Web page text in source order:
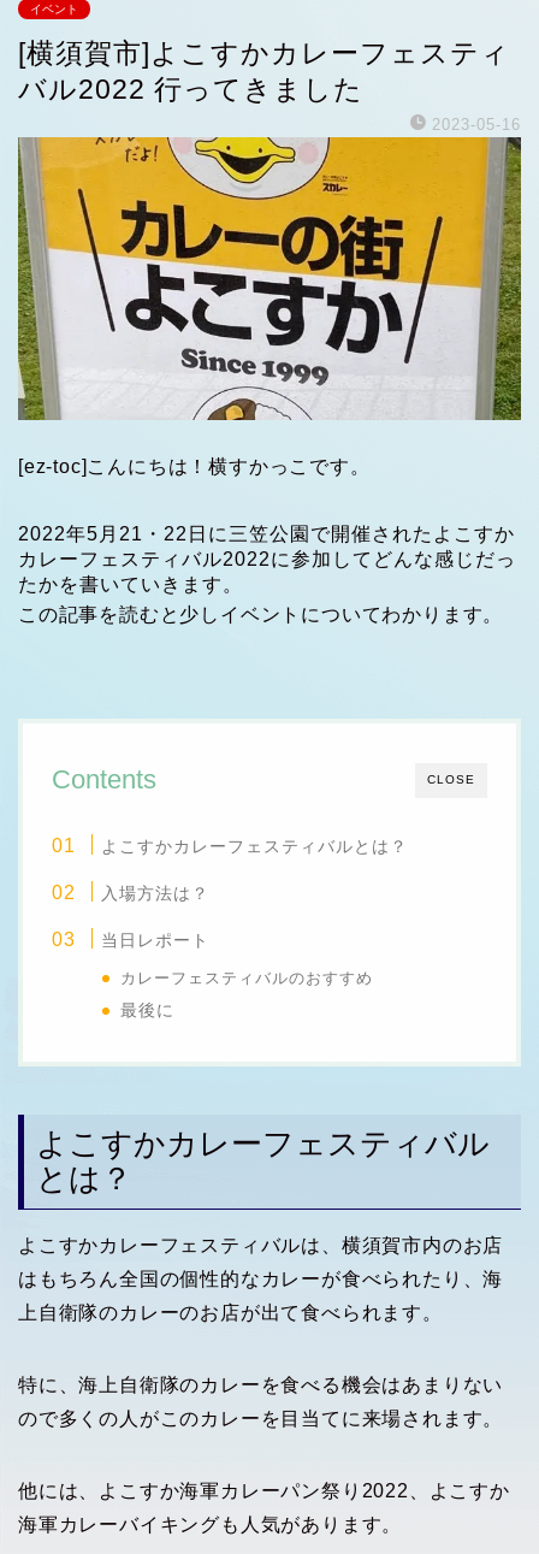
イベント
[横須賀市]よこすかカレーフェスティ
バル2022 行ってきました
2023-05-16
[ez-toc]こんにちは！横すかっこです。
2022年5月21・22日に三笠公園で開催されたよこすか
カレーフェスティバル2022に参加してどんな感じだっ
たかを書いていきます。
この記事を読むと少しイベントについてわかります。
CLOSE
Contents
よこすかカレーフェスティバルとは？
入場方法は？
当日レポート
カレーフェスティバルのおすすめ
最後に
よこすかカレーフェスティバル
とは？
よこすかカレーフェスティバルは、横須賀市内のお店
はもちろん全国の個性的なカレーが食べられたり、海
上自衛隊のカレーのお店が出て食べられます。
特に、海上自衛隊のカレーを食べる機会はあまりない
ので多くの人がこのカレーを目当てに来場されます。
他には、よこすか海軍カレーパン祭り2022、よこすか
海軍カレーバイキングも人気があります。